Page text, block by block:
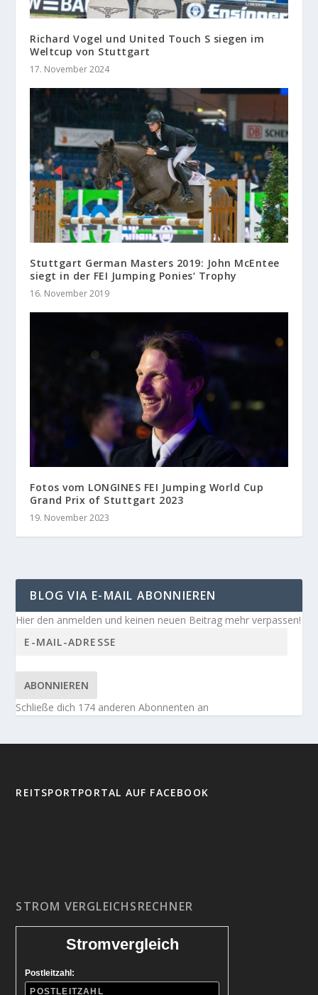
Richard Vogel und United Touch S siegen im
Weltcup von Stuttgart
17. November 2024
Stuttgart German Masters 2019: John McEntee
siegt in der FEI Jumping Ponies‘ Trophy
16. November 2019
Fotos vom LONGINES FEI Jumping World Cup
Grand Prix of Stuttgart 2023
19. November 2023
BLOG VIA E-MAIL ABONNIEREN
Hier den anmelden und keinen neuen Beitrag mehr verpassen!
ABONNIEREN
Schließe dich 174 anderen Abonnenten an
REITSPORTPORTAL AUF FACEBOOK
STROM VERGLEICHSRECHNER
Stromvergleich
Postleitzahl: